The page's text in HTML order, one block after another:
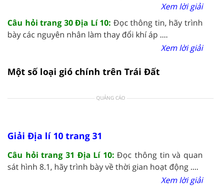
Xem lời giải
Câu hỏi trang 30 Địa Lí 10: Đọc thông tin, hãy trình
bày các nguyên nhân làm thay đổi khí áp ....
Xem lời giải
Một số loại gió chính trên Trái Đất
QUẢNG CÁO
Giải Địa lí 10 trang 31
Câu hỏi trang 31 Địa Lí 10: Đọc thông tin và quan
sát hình 8.1, hãy trình bày về thời gian hoạt động ....
Xem lời giải